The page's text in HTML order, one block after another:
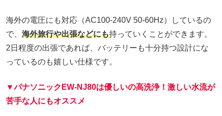
海外の電圧にも対応（AC100-240V 50-60Hz）しているの
で、 海外旅行や出張などにも持っていくことができます。
2日程度の出張であれば、バッテリーも十分持つ設計にな
っているのも嬉しい仕様です。
▼パナソニック EW-NJ80は優しいの高洗浄！激しい水流が
苦手な人にもオススメ